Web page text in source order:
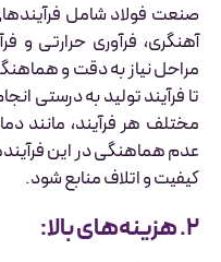
صنعت فولاد شامل
آهنگری، فرآوری حرارتی و
مراحل نیاز به دقت و
تا فرآیند تولید به درستی
مختلف هر فرآیند، مانند
عدم هماهنگی در این
کیفیت و اتلاف منابع شود.
۲. هزینه‌های بالا: